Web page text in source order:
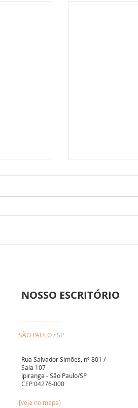
NOSSO ESCRITÓRIO
SÃO PAULO/ SP
Rua Salvador Simões, nº 801 /
Sala 107
Ipiranga - São Paulo/SP
CEP 04276-000
[veja no mapa]